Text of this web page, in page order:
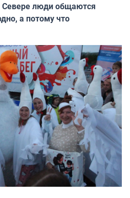
Севере люди общаются
а потому что